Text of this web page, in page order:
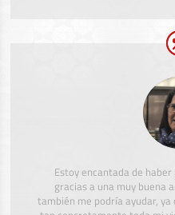
Estoy encantada de
gracias a una muy buena
también me podría ayudar,